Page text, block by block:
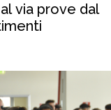
via prove dal